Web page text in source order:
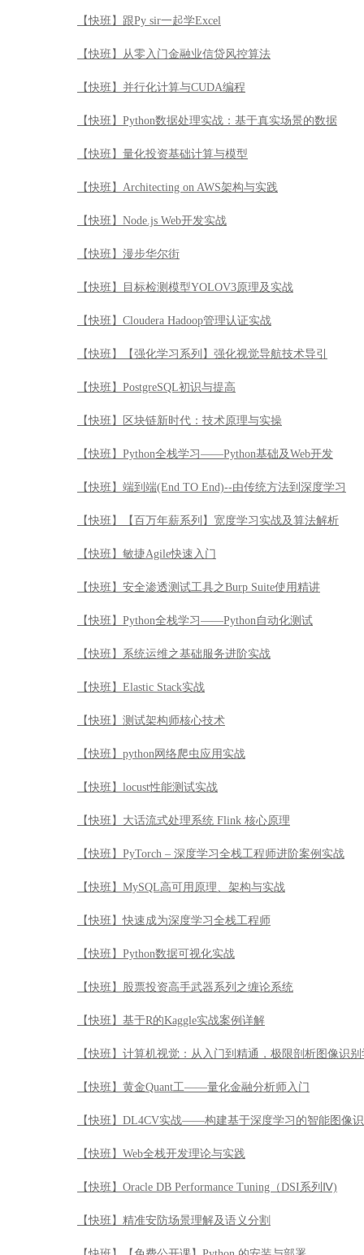
【快班】跟Py sir一起学Excel
【快班】从零入门金融业信贷风控算法
【快班】并行化计算与CUDA编程
【快班】Python数据处理实战：基于真实场景的数据
【快班】量化投资基础计算与模型
【快班】Architecting on AWS架构与实践
【快班】Node.js Web开发实战
【快班】漫步华尔街
【快班】目标检测模型YOLOV3原理及实战
【快班】Cloudera Hadoop管理认证实战
【快班】【强化学习系列】强化视觉导航技术导引
【快班】PostgreSQL初识与提高
【快班】区块链新时代：技术原理与实操
【快班】Python全栈学习——Python基础及Web开发
【快班】端到端(End TO End)--由传统方法到深度学习
【快班】【百万年薪系列】宽度学习实战及算法解析
【快班】敏捷Agile快速入门
【快班】安全渗透测试工具之Burp Suite使用精讲
【快班】Python全栈学习——Python自动化测试
【快班】系统运维之基础服务进阶实战
【快班】Elastic Stack实战
【快班】测试架构师核心技术
【快班】python网络爬虫应用实战
【快班】locust性能测试实战
【快班】大话流式处理系统 Flink 核心原理
【快班】PyTorch – 深度学习全栈工程师进阶案例实战
【快班】MySQL高可用原理、架构与实战
【快班】快速成为深度学习全栈工程师
【快班】Python数据可视化实战
【快班】股票投资高手武器系列之缠论系统
【快班】基于R的Kaggle实战案例详解
【快班】计算机视觉：从入门到精通，极限剖析图像识
【快班】黄金Quant工——量化金融分析师入门
【快班】DL4CV实战——构建基于深度学习的智能图像
【快班】Web全栈开发理论与实践
【快班】Oracle DB Performance Tuning（DSI系列Ⅳ)
【快班】精准安防场景理解及语义分割